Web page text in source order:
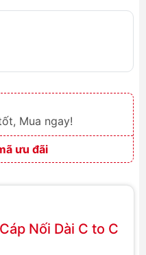
Mua ngay!
ưu đãi
Nối Dài C to C